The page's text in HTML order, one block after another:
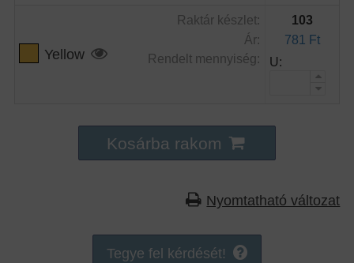
Yellow
Raktár készlet:
Ár:
Rendelt mennyiség:
103
781 Ft
U:
Kosárba rakom
Nyomtatható változat
Tegye fel kérdését!